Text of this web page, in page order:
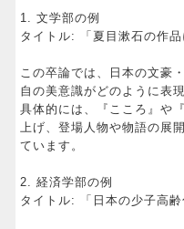
1. 文学部の例
タイトル: 「夏目漱石の作
この卒論では、日本の文豪
自の美意識がどのように表
具体的には、『こころ』や
上げ、登場人物や物語の展
ています。
2. 経済学部の例
タイトル: 「日本の少子高